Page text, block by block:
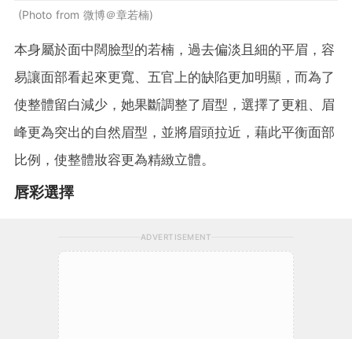
Photo from 微博＠章若楠
本身屬於面中闊臉型的若楠，過去偏淡且細的平眉，容
易讓面部看起來更寬、五官上的缺陷更加明顯，而為了
使整體留白減少，她果斷調整了眉型，選擇了更粗、眉
峰更為突出的自然眉型，並將眉頭拉近，藉此平衡面部
比例，使整體妝容更為精緻立體。
唇彩選擇
ADVERTISEMENT